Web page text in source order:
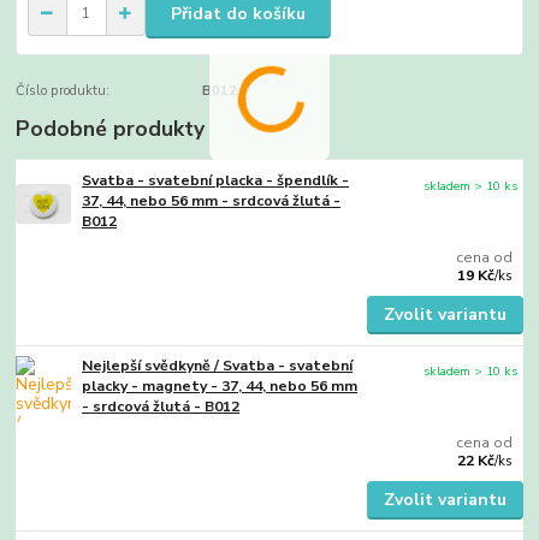
Přidat do košíku
Číslo produktu: B012
Podobné produkty
Svatba - svatební placka - špendlík -
37, 44, nebo 56 mm - srdcová žlutá -
B012
cena od
19 Kč/ks
skladem > 10 ks
Zvolit variantu
Nejlepší svědkyně / Svatba - svatební
placky - magnety - 37, 44, nebo 56 mm
- srdcová žlutá - B012
cena od
22 Kč/ks
skladem > 10 ks
Zvolit variantu